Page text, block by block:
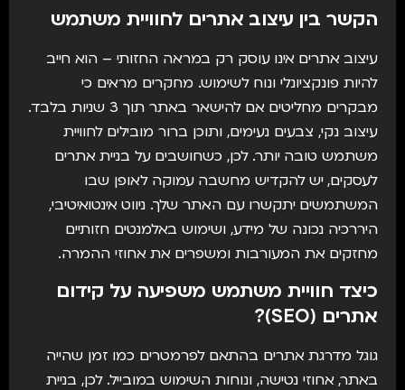
הקשר בין עיצוב אתרים לחוויית משתמש
עיצוב אתרים אינו עוסק רק במראה החזותי – הוא חייב
להיות פונקציונלי ונוח לשימוש. מחקרים מראים כי
מבקרים מחליטים אם להישאר באתר תוך 3 שניות בלבד.
עיצוב נקי, צבעים נעימים, ותוכן ברור מובילים לחוויית
משתמש טובה יותר. לכן, כשחושבים על בניית אתרים
לעסקים, יש להקדיש מחשבה עמוקה לאופן שבו
המשתמשים יתקשרו עם האתר שלך. ניווט אינטואיטיבי,
היררכיה נכונה של מידע, ושימוש באלמנטים חזותיים
מחזקים את המעורבות ומשפרים את אחוזי ההמרה.
כיצד חוויית משתמש משפיעה על קידום
אתרים (SEO)?
גוגל מדרגת אתרים בהתאם לפרמטרים כמו זמן שהייה
באתר, אחוזי נטישה, ונוחות השימוש במובייל. לכן, בניית